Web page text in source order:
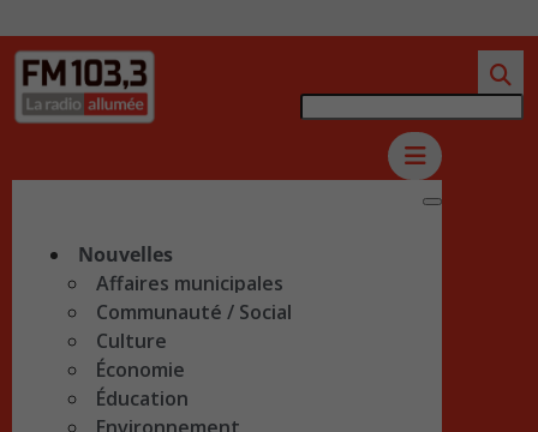
Nouvelles
Affaires municipales
Communauté / Social
Culture
Économie
Éducation